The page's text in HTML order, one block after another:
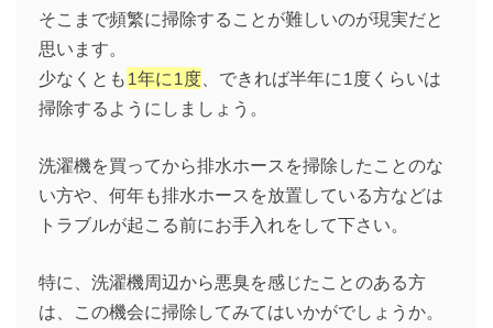
そこまで頻繁に掃除することが難しいのが現実だと
思います。
少なくとも 1年に1度 、できれば半年に1度くらいは
掃除するようにしましょう。
洗濯機を買ってから排水ホースを掃除したことのな
い方や、何年も排水ホースを放置している方などは
トラブルが起こる前にお手入れをして下さい。
特に、洗濯機周辺から悪臭を感じたことのある方
は、この機会に掃除してみてはいかがでしょうか。